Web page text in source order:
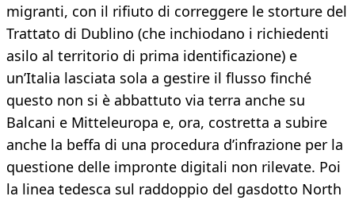
migranti, con il rifiuto di correggere le storture del
Trattato di Dublino (che inchiodano i richiedenti
asilo al territorio di prima identificazione) e
un’Italia lasciata sola a gestire il flusso finché
questo non si è abbattuto via terra anche su
Balcani e Mitteleuropa e, ora, costretta a subire
anche la beffa di una procedura d’infrazione per la
questione delle impronte digitali non rilevate. Poi
la linea tedesca sul raddoppio del gasdotto North